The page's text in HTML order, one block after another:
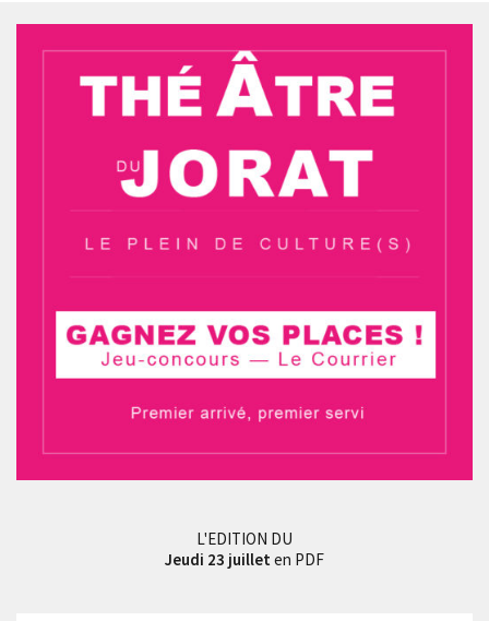
L'EDITION DU
Jeudi 23 juillet en PDF